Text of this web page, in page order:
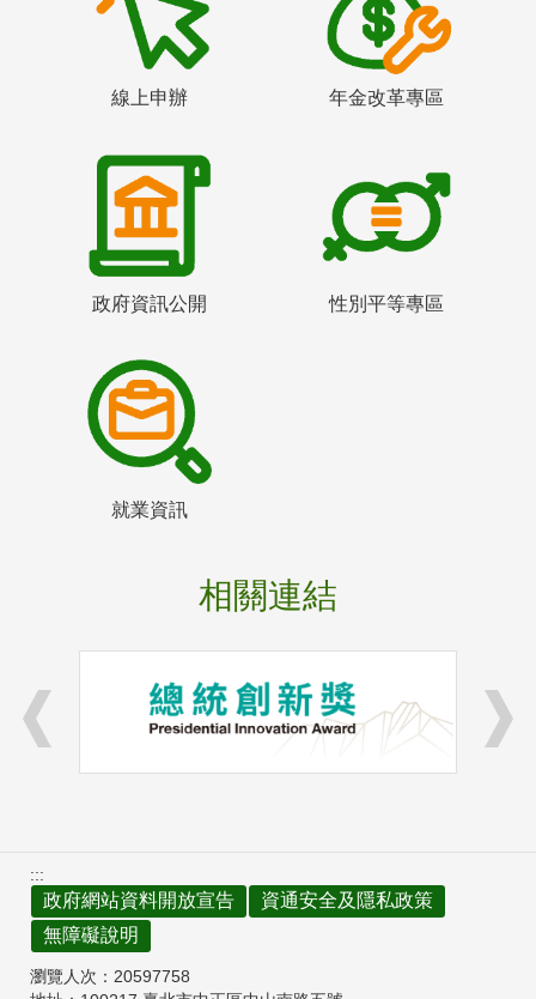
線上申辦 年金改革專區
政府資訊公開 性別平等專區
就業資訊
相關連結
:::
政府網站資料開放宣告
資通安全及隱私政策
無障礙說明
瀏覽人次： 20597758